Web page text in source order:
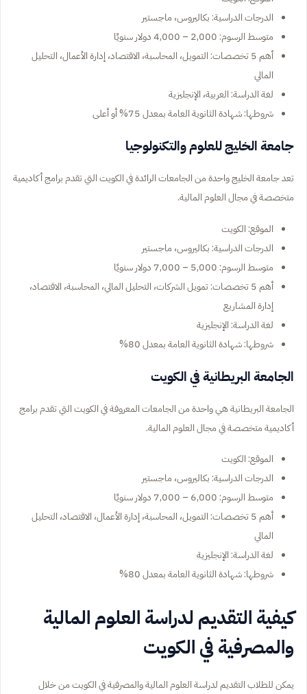
الدرجات الدراسية: بكاليروس، ماجستير
متوسط الرسوم: 2,000 – 4,000 دولار سنويًا
أهم 5 تخصصات: التمويل، المحاسبة، الاقتصاد، إدارة الأعمال، التحليل
المالي
لغة الدراسة: العربية، الإنجليزية
شروطها: شهادة الثانوية العامة بمعدل 75% أو أعلى
جامعة الخليج للعلوم والتكنولوجيا
تعد جامعة الخليج واحدة من الجامعات الرائدة في الكويت التي تقدم برامج أكاديمية
متخصصة في مجال العلوم المالية.
الموقع: الكويت
الدرجات الدراسية: بكاليروس، ماجستير
متوسط الرسوم: 5,000 – 7,000 دولار سنويًا
أهم 5 تخصصات: تمويل الشركات، التحليل المالي، المحاسبة، الاقتصاد،
إدارة المشاريع
لغة الدراسة: الإنجليزية
شروطها: شهادة الثانوية العامة بمعدل 80%
الجامعة البريطانية في الكويت
الجامعة البريطانية هي واحدة من الجامعات المعروفة في الكويت التي تقدم برامج
أكاديمية متخصصة في مجال العلوم المالية.
الموقع: الكويت
الدرجات الدراسية: بكاليروس، ماجستير
متوسط الرسوم: 6,000 – 7,000 دولار سنويًا
أهم 5 تخصصات: التمويل، المحاسبة، إدارة الأعمال، الاقتصاد، التحليل
المالي
لغة الدراسة: الإنجليزية
شروطها: شهادة الثانوية العامة بمعدل 80%
كيفية التقديم لدراسة العلوم المالية
والمصرفية في الكويت
يمكن للطلاب التقديم لدراسة العلوم المالية والمصرفية في الكويت من خلال